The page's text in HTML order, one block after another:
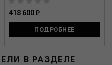
418 600 ₽
ПОДРОБНЕЕ
В РАЗДЕЛЕ